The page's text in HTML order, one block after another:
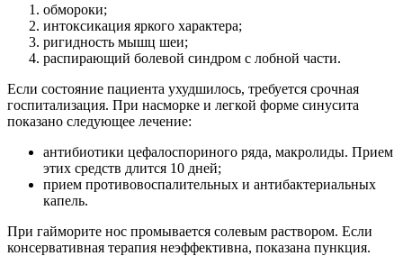
обмороки;
интоксикация яркого характера;
ригидность мышц шеи;
распирающий болевой синдром с лобной части.
Если состояние пациента ухудшилось, требуется срочная
госпитализация. При насморке и легкой форме синусита
показано следующее лечение:
антибиотики цефалоспориного ряда, макролиды. Прием
этих средств длится 10 дней;
прием противовоспалительных и антибактериальных
капель.
При гайморите нос промывается солевым раствором. Если
консервативная терапия неэффективна, показана пункция.